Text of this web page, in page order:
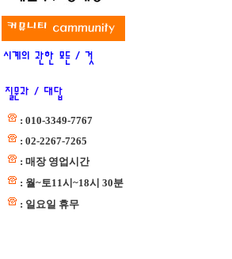
: 010-3349-7767
: 02-2267-7265
: 매장 영업시간
: 월~토11시~18시 30분
: 일요일 휴무